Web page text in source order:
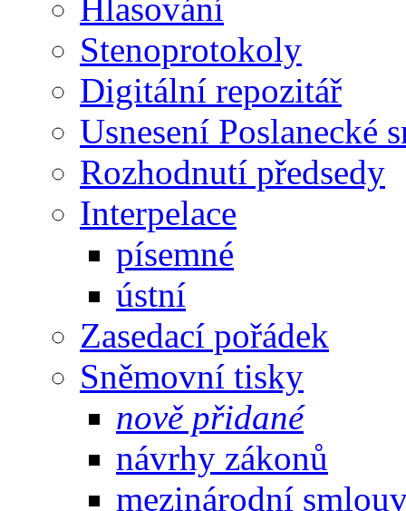
Hlasování
Stenoprotokoly
Digitální repozitář
Usnesení Poslanecké
Rozhodnutí předsedy
Interpelace
písemné
ústní
Zasedací pořádek
Sněmovní tisky
nově přidané
návrhy zákonů
mezinárodní